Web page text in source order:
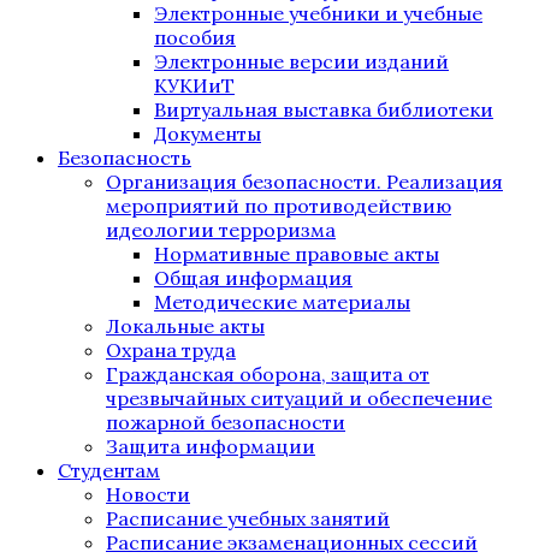
Электронные учебники и учебные
пособия
Электронные версии изданий
КУКИиТ
Виртуальная выставка библиотеки
Документы
Безопасность
Организация безопасности. Реализация
мероприятий по противодействию
идеологии терроризма
Нормативные правовые акты
Общая информация
Методические материалы
Локальные акты
Охрана труда
Гражданская оборона, защита от
чрезвычайных ситуаций и обеспечение
пожарной безопасности
Защита информации
Студентам
Новости
Расписание учебных занятий
Расписание экзаменационных сессий